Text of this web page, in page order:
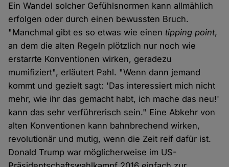
Ein Wandel solcher Gefühlsnormen kann allmählich
erfolgen oder durch einen bewussten Bruch.
"Manchmal gibt es so etwas wie einen tipping point,
an dem die alten Regeln plötzlich nur noch wie
erstarrte Konventionen wirken, geradezu
mumifiziert", erläutert Pahl. "Wenn dann jemand
kommt und gezielt sagt: 'Das interessiert mich nicht
mehr, wie ihr das gemacht habt, ich mache das neu!'
kann das sehr verführerisch sein." Eine Abkehr von
alten Konventionen kann bahnbrechend wirken,
revolutionär und mutig, wenn die Zeit reif dafür ist.
Donald Trump war möglicherweise im US-